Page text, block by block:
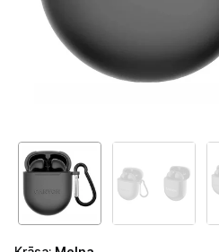
TV iekārtas
Spēļu konsoles
Soundbars
Akustiskās sistēmas